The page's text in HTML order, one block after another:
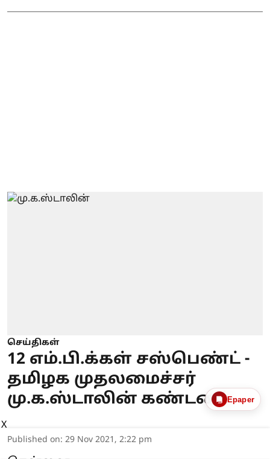
செய்திகள்
12 எம்.பி.க்கள் சஸ்பெண்ட் -
தமிழக முதலமைச்சர்
மு.க.ஸ்டாலின் கண்டனம்
Published on: 29 Nov 2021, 2:22 pm
Epaper
X